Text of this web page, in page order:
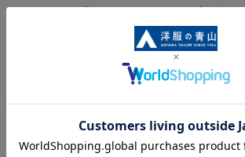
Vカラータイプならではです。シンプルなカ
ん、ボトルネック、ボウタイ、スカーフ合わ
ューム感があってもすっきりとした印象です
パンツを合わせればセットアップとしてもご
【機能・仕様】
■ハンドウォッシュ